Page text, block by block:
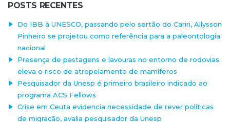
POSTS RECENTES
Do IBB à UNESCO, passando pelo sertão do Cariri, Allysson
Pinheiro se projetou como referência para a paleontologia
nacional
Presença de pastagens e lavouras no entorno de rodovias
eleva o risco de atropelamento de mamíferos
Pesquisador da Unesp é primeiro brasileiro indicado ao
programa ACS Fellows
Crise em Ceuta evidencia necessidade de rever políticas
de migração, avalia pesquisador da Unesp